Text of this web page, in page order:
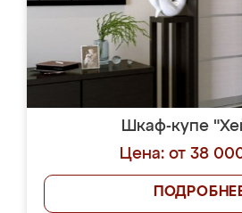
Шкаф-купе
Цена: от 38